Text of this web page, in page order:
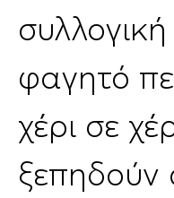
συλλογική
φαγητό
χέρι σε
ξεπηδούν